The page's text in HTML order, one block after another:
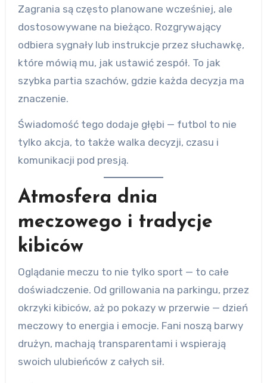
Zagrania są często planowane wcześniej, ale
dostosowywane na bieżąco. Rozgrywający
odbiera sygnały lub instrukcje przez słuchawkę,
które mówią mu, jak ustawić zespół. To jak
szybka partia szachów, gdzie każda decyzja ma
znaczenie.
Świadomość tego dodaje głębi — futbol to nie
tylko akcja, to także walka decyzji, czasu i
komunikacji pod presją.
Atmosfera dnia
meczowego i tradycje
kibiców
Oglądanie meczu to nie tylko sport — to całe
doświadczenie. Od grillowania na parkingu, przez
okrzyki kibiców, aż po pokazy w przerwie — dzień
meczowy to energia i emocje. Fani noszą barwy
drużyn, machają transparentami i wspierają
swoich ulubieńców z całych sił.